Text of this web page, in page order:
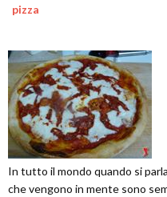
pizza
In tutto il mondo quando si
che vengono in mente sono